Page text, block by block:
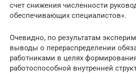
счет снижения численности
обеспечивающих специалистов».
Очевидно, по результатам
выводы о перераспределении
работниками в целях
работоспособной внутренней